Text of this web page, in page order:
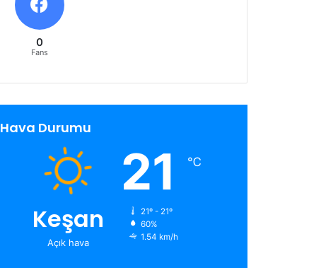
0
Fans
Hava Durumu
Keşan
Açık hava
21 ℃
21º - 21º
60%
1.54 km/h